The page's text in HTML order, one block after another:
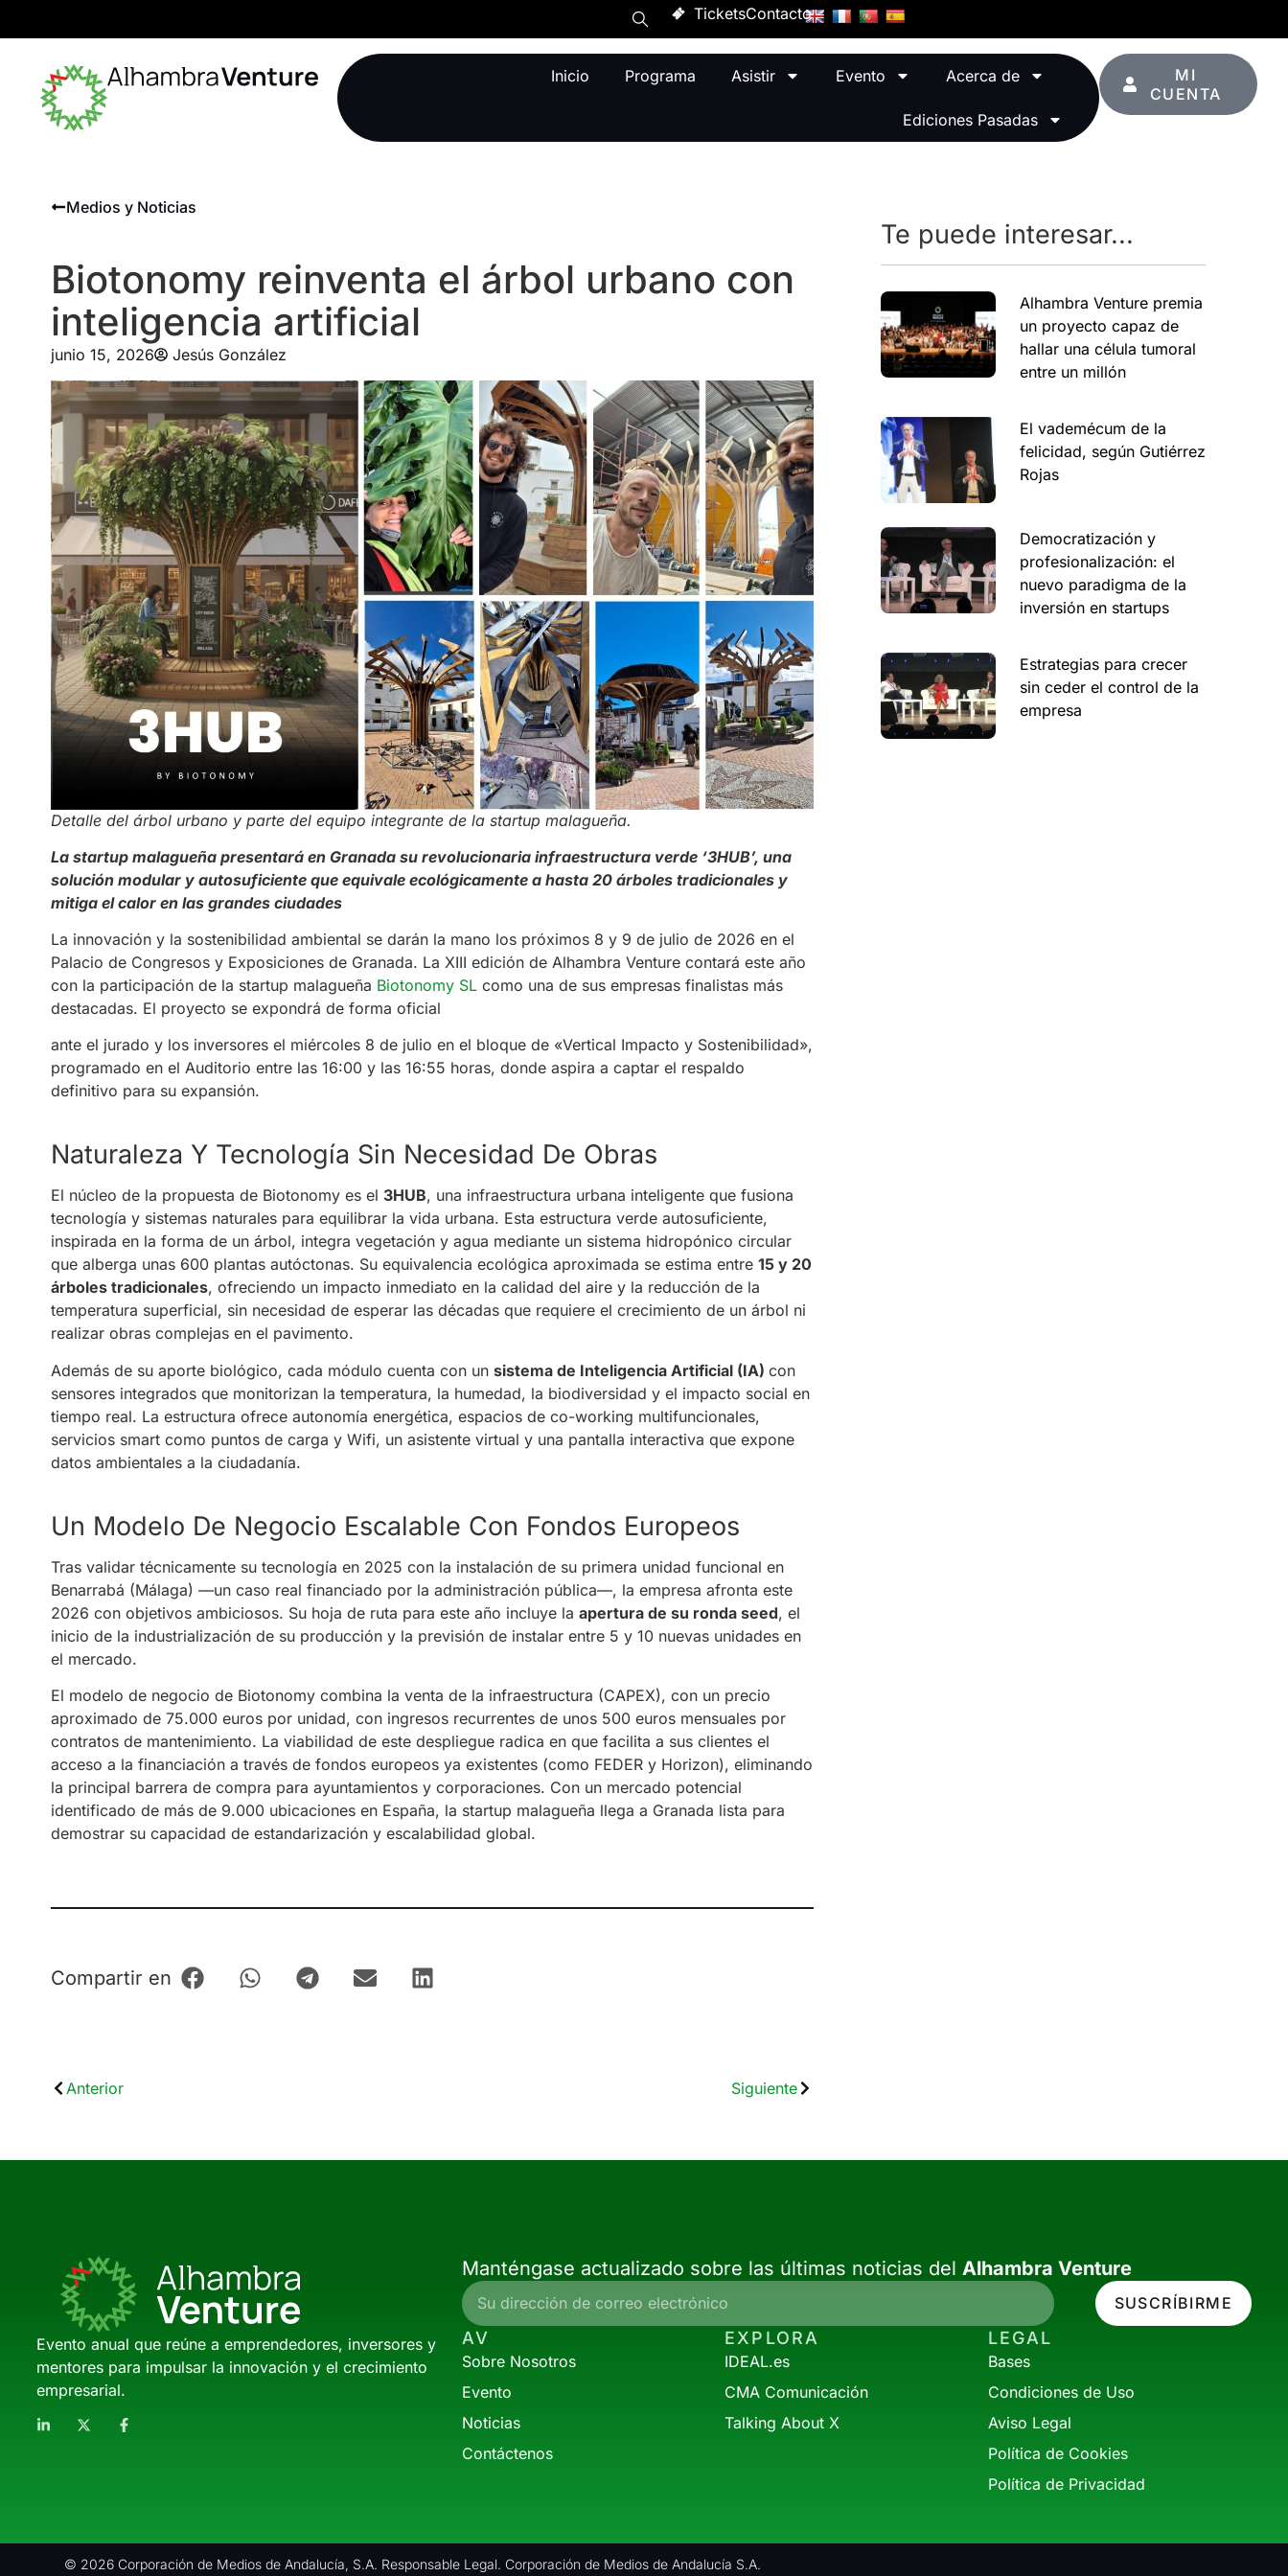
TicketsContacto
Inicio Programa Asistir Evento Acerca de
Ediciones Pasadas
MI
CUENTA
Medios y Noticias
Biotonomy reinventa el árbol urbano con
inteligencia artificial
junio 15, 2026 Jesús González
Detalle del árbol urbano y parte del equipo integrante de la startup malagueña.
La startup malagueña presentará en Granada su revolucionaria infraestructura verde ‘3HUB’, una
solución modular y autosuficiente que equivale ecológicamente a hasta 20 árboles tradicionales y
mitiga el calor en las grandes ciudades
La innovación y la sostenibilidad ambiental se darán la mano los próximos 8 y 9 de julio de 2026 en el
Palacio de Congresos y Exposiciones de Granada. La XIII edición de Alhambra Venture contará este año
con la participación de la startup malagueña Biotonomy SLcomo una de sus empresas finalistas más
destacadas. El proyecto se expondrá de forma oficial
ante el jurado y los inversores el miércoles 8 de julio en el bloque de «Vertical Impacto y Sostenibilidad»,
programado en el Auditorio entre las 16:00 y las 16:55 horas, donde aspira a captar el respaldo
definitivo para su expansión.
Naturaleza Y Tecnología Sin Necesidad De Obras
El núcleo de la propuesta de Biotonomy es el 3HUB, una infraestructura urbana inteligente que fusiona
tecnología y sistemas naturales para equilibrar la vida urbana. Esta estructura verde autosuficiente,
inspirada en la forma de un árbol, integra vegetación y agua mediante un sistema hidropónico circular
que alberga unas 600 plantas autóctonas. Su equivalencia ecológica aproximada se estima entre 15 y 20
árboles tradicionales, ofreciendo un impacto inmediato en la calidad del aire y la reducción de la
temperatura superficial, sin necesidad de esperar las décadas que requiere el crecimiento de un árbol ni
realizar obras complejas en el pavimento.
Además de su aporte biológico, cada módulo cuenta con un sistema de Inteligencia Artificial (IA) con
sensores integrados que monitorizan la temperatura, la humedad, la biodiversidad y el impacto social en
tiempo real. La estructura ofrece autonomía energética, espacios de co-working multifuncionales,
servicios smart como puntos de carga y Wifi, un asistente virtual y una pantalla interactiva que expone
datos ambientales a la ciudadanía.
Un Modelo De Negocio Escalable Con Fondos Europeos
Tras validar técnicamente su tecnología en 2025 con la instalación de su primera unidad funcional en
Benarrabá (Málaga) —un caso real financiado por la administración pública—, la empresa afronta este
2026 con objetivos ambiciosos. Su hoja de ruta para este año incluye la apertura de su ronda seed, el
inicio de la industrialización de su producción y la previsión de instalar entre 5 y 10 nuevas unidades en
el mercado.
El modelo de negocio de Biotonomy combina la venta de la infraestructura (CAPEX), con un precio
aproximado de 75.000 euros por unidad, con ingresos recurrentes de unos 500 euros mensuales por
contratos de mantenimiento. La viabilidad de este despliegue radica en que facilita a sus clientes el
acceso a la financiación a través de fondos europeos ya existentes (como FEDER y Horizon), eliminando
la principal barrera de compra para ayuntamientos y corporaciones. Con un mercado potencial
identificado de más de 9.000 ubicaciones en España, la startup malagueña llega a Granada lista para
demostrar su capacidad de estandarización y escalabilidad global.
Compartir en
Anterior Siguiente
Te puede interesar...
Alhambra Venture premia
un proyecto capaz de
hallar una célula tumoral
entre un millón
El vademécum de la
felicidad, según Gutiérrez
Rojas
Democratización y
profesionalización: el
nuevo paradigma de la
inversión en startups
Estrategias para crecer
sin ceder el control de la
empresa
Evento anual que reúne a emprendedores, inversores y
mentores para impulsar la innovación y el crecimiento
empresarial.
Manténgase actualizado sobre las últimas noticias del Alhambra Venture
SUSCRÍBIRME
AV
Sobre Nosotros
Evento
Noticias
Contáctenos
EXPLORA
IDEAL.es
CMA Comunicación
Talking About X
LEGAL
Bases
Condiciones de Uso
Aviso Legal
Política de Cookies
Política de Privacidad
© 2026 Corporación de Medios de Andalucía, S.A. Responsable Legal. Corporación de Medios de Andalucía S.A.